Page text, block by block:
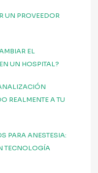
UN PROVEEDOR
EL
UN HOSPITAL?
REALMENTE A TU
PARA ANESTESIA:
TECNOLOGÍA